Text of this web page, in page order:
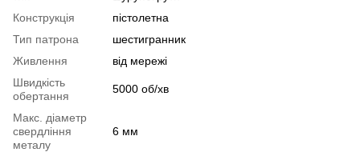
Конструкція
пістолетна
Тип патрона
шестигранник
Живлення
від мережі
Швидкість
обертання
5000 об/хв
Макс. діаметр
свердління
металу
6 мм